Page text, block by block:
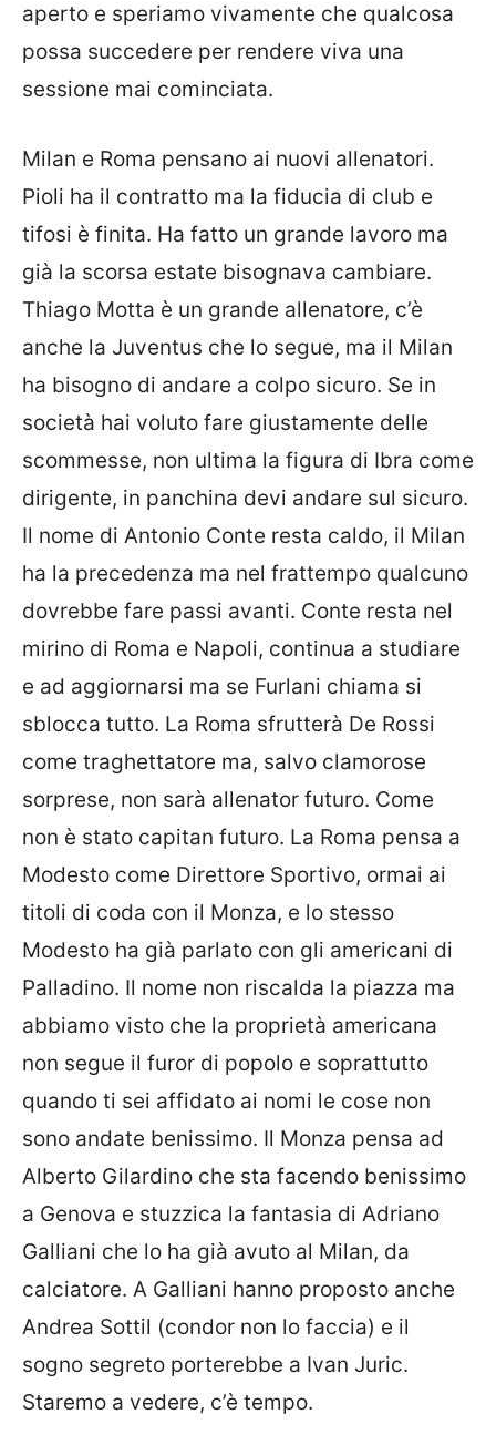
aperto e speriamo vivamente che qualcosa
possa succedere per rendere viva una
sessione mai cominciata.
Milan e Roma pensano ai nuovi allenatori.
Pioli ha il contratto ma la fiducia di club e
tifosi è finita. Ha fatto un grande lavoro ma
già la scorsa estate bisognava cambiare.
Thiago Motta è un grande allenatore, c’è
anche la Juventus che lo segue, ma il Milan
ha bisogno di andare a colpo sicuro. Se in
società hai voluto fare giustamente delle
scommesse, non ultima la figura di Ibra come
dirigente, in panchina devi andare sul sicuro.
Il nome di Antonio Conte resta caldo, il Milan
ha la precedenza ma nel frattempo qualcuno
dovrebbe fare passi avanti. Conte resta nel
mirino di Roma e Napoli, continua a studiare
e ad aggiornarsi ma se Furlani chiama si
sblocca tutto. La Roma sfrutterà De Rossi
come traghettatore ma, salvo clamorose
sorprese, non sarà allenator futuro. Come
non è stato capitan futuro. La Roma pensa a
Modesto come Direttore Sportivo, ormai ai
titoli di coda con il Monza, e lo stesso
Modesto ha già parlato con gli americani di
Palladino. Il nome non riscalda la piazza ma
abbiamo visto che la proprietà americana
non segue il furor di popolo e soprattutto
quando ti sei affidato ai nomi le cose non
sono andate benissimo. Il Monza pensa ad
Alberto Gilardino che sta facendo benissimo
a Genova e stuzzica la fantasia di Adriano
Galliani che lo ha già avuto al Milan, da
calciatore. A Galliani hanno proposto anche
Andrea Sottil (condor non lo faccia) e il
sogno segreto porterebbe a Ivan Juric.
Staremo a vedere, c’è tempo.